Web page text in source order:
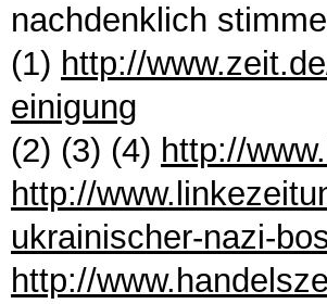
nachdenklich
(1) http://
einigung
(2) (3) (4) http://
http://
ukrainischer-nazi-
http://